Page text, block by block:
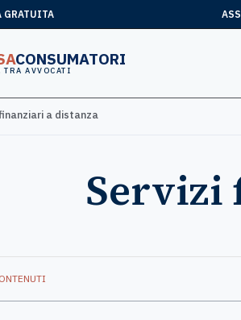
GRATUITA
CONSUMATORI
TRA AVVOCATI
a distanza
Servizi